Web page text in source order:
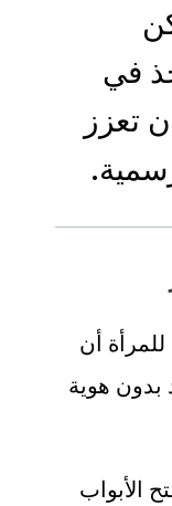
في
تعزز
.
أن
هوية
الأبواب